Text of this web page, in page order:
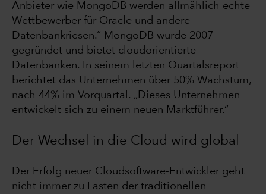
Anbieter wie MongoDB werden allmählich echte
Wettbewerber für Oracle und andere
Datenbankriesen.“ MongoDB wurde 2007
gegründet und bietet cloudorientierte
Datenbanken. In seinem letzten Quartalsreport
berichtet das Unternehmen über 50% Wachstum,
nach 44% im Vorquartal. „Dieses Unternehmen
entwickelt sich zu einem neuen Marktführer.“
Der Wechsel in die Cloud wird global
Der Erfolg neuer Cloudsoftware-Entwickler geht
nicht immer zu Lasten der traditionellen